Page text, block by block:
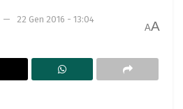
22 Gen 2016 - 13:04
AA